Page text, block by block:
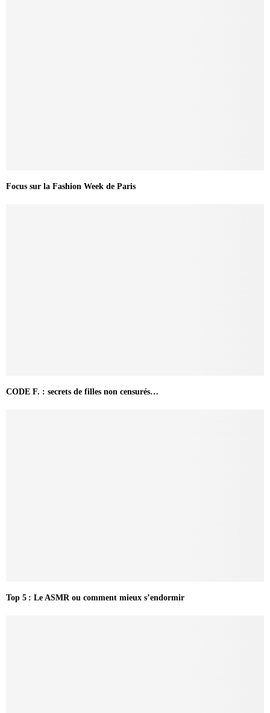
Focus sur la Fashion Week de Paris
CODE F. : secrets de filles non censurés…
Top 5 : Le ASMR ou comment mieux s’endormir